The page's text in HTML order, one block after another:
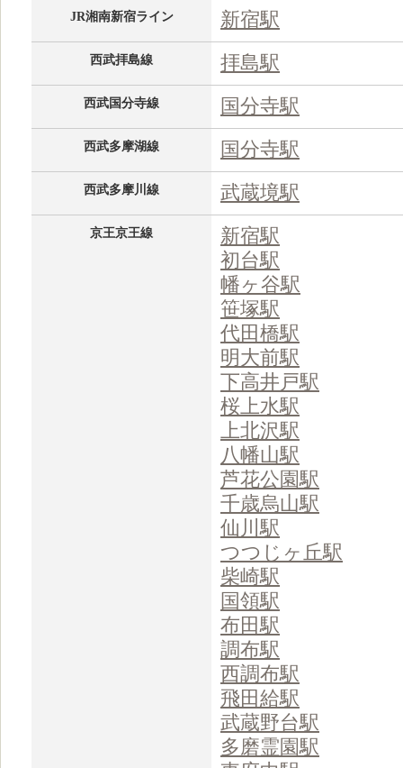
JR湘南新宿ライン 新宿駅
西武拝島線 拝島駅
西武国分寺線 国分寺駅
西武多摩湖線 国分寺駅
西武多摩川線 武蔵境駅
京王京王線
新宿駅
初台駅
幡ヶ谷駅
笹塚駅
代田橋駅
明大前駅
下高井戸駅
桜上水駅
上北沢駅
八幡山駅
芦花公園駅
千歳烏山駅
仙川駅
つつじヶ丘駅
柴崎駅
国領駅
布田駅
調布駅
西調布駅
飛田給駅
武蔵野台駅
多磨霊園駅